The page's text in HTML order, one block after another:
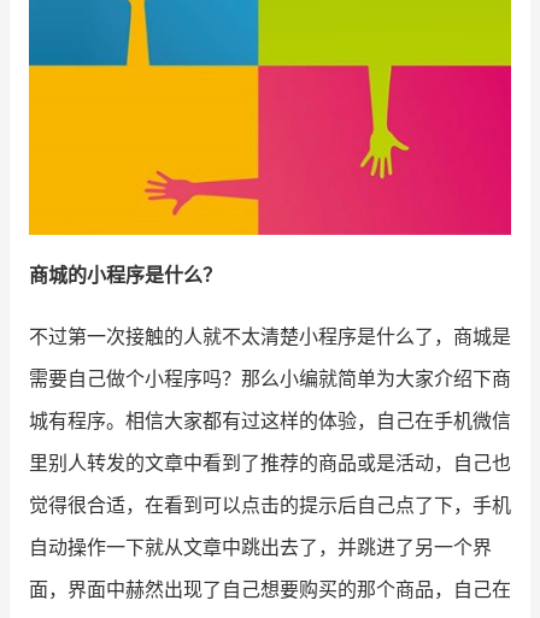
商城的小程序是什么？
不过第一次接触的人就不太清楚小程序是什么了，商城是
需要自己做个小程序吗？那么小编就简单为大家介绍下商
城有程序。相信大家都有过这样的体验，自己在手机微信
里别人转发的文章中看到了推荐的商品或是活动，自己也
觉得很合适，在看到可以点击的提示后自己点了下，手机
自动操作一下就从文章中跳出去了，并跳进了另一个界
面，界面中赫然出现了自己想要购买的那个商品，自己在